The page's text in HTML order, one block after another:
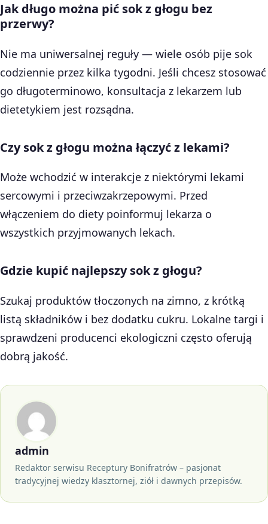
Jak długo można pić sok z głogu bez
przerwy?
Nie ma uniwersalnej reguły — wiele osób pije sok
codziennie przez kilka tygodni. Jeśli chcesz stosować
go długoterminowo, konsultacja z lekarzem lub
dietetykiem jest rozsądna.
Czy sok z głogu można łączyć z lekami?
Może wchodzić w interakcje z niektórymi lekami
sercowymi i przeciwzakrzepowymi. Przed
włączeniem do diety poinformuj lekarza o
wszystkich przyjmowanych lekach.
Gdzie kupić najlepszy sok z głogu?
Szukaj produktów tłoczonych na zimno, z krótką
listą składników i bez dodatku cukru. Lokalne targi i
sprawdzeni producenci ekologiczni często oferują
dobrą jakość.
admin
Redaktor serwisu Receptury Bonifratrów – pasjonat
tradycyjnej wiedzy klasztornej, ziół i dawnych przepisów.